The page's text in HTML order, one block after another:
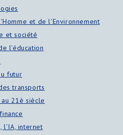
et de l’Environnement
et société
l’éducation
futur
transports
au 21è siècle
l’IA, internet